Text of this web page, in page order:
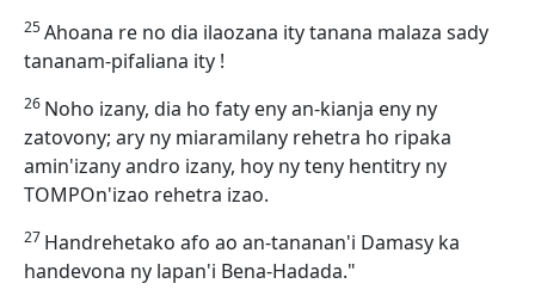
25Ahoana re no dia ilaozana ity tanana malaza sady
tananam-pifaliana ity !
26 Noho izany, dia ho faty eny an-kianja eny ny
zatovony; ary ny miaramilany rehetra ho ripaka
amin'izany andro izany, hoy ny teny hentitry ny
TOMPOn'izao rehetra izao.
27 Handrehetako afo ao an-tananan'i Damasy ka
handevona ny lapan'i Bena-Hadada."